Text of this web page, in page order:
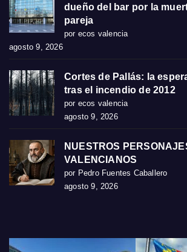
dueño del bar por la
pareja
por ecos valencia
agosto 9, 2026
Cortes de Pallás: la
tras el incendio de 2012
por ecos valencia
agosto 9, 2026
NUESTROS
VALENCIANOS
por Pedro Fuentes Caballero
agosto 9, 2026